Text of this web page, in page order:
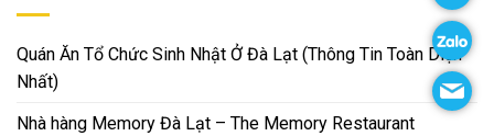
Quán Ăn Tổ Chức Sinh Nhật Ở Đà Lạt (Thông Tin Toàn Diện
Nhất)
Nhà hàng Memory Đà Lạt – The Memory Restaurant